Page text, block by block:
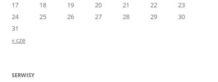
17
18 19 20 21 22
23
24
25 26 27 28 29
30
31
« cze
SERWISY